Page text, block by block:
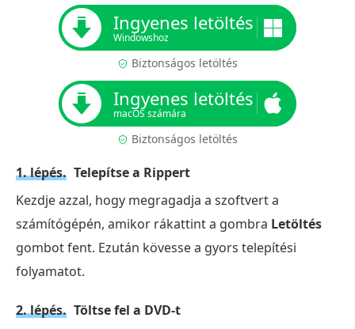
Ingyenes letöltés
Windowshoz
Biztonságos letöltés
Ingyenes letöltés
macOS számára
Biztonságos letöltés
1. lépés. Telepítse a Rippert
Kezdje azzal, hogy megragadja a szoftvert a
számítógépén, amikor rákattint a gombra Letöltés
gombot fent. Ezután kövesse a gyors telepítési
folyamatot.
2. lépés. Töltse fel a DVD-t